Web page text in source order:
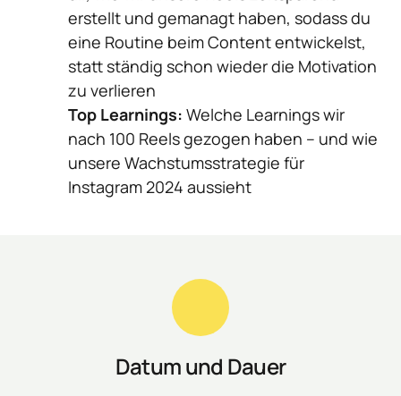
erstellt und gemanagt haben, sodass du
eine Routine beim Content entwickelst,
statt ständig schon wieder die Motivation
zu verlieren
Top Learnings: Welche Learnings wir
nach 100 Reels gezogen haben – und wie
unsere Wachstumsstrategie für
Instagram 2024 aussieht
Datum und Dauer